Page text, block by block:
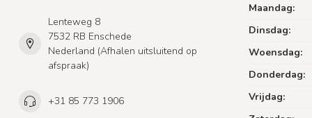
Lenteweg 8
7532 RB Enschede
Nederland (Afhalen uitsluitend op
afspraak)
+31 85 773 1906
Maandag:
Dinsdag:
Woensdag:
Donderdag:
Vrijdag: